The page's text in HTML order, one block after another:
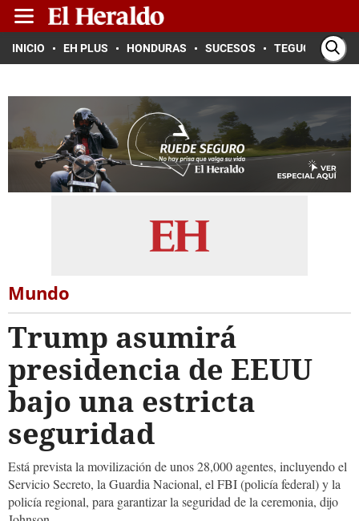
INICIO EH PLUS HONDURAS SUCESOS TEGUCIGALPA
Mundo
Trump asumirá
presidencia de EEUU
bajo una estricta
seguridad
Está prevista la movilización de unos 28,000 agentes, incluyendo el
Servicio Secreto, la Guardia Nacional, el FBI (policía federal) y la
policía regional, para garantizar la seguridad de la ceremonia, dijo